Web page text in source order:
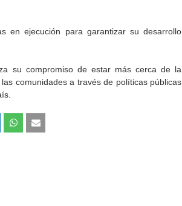
en ejecución para garantizar su desarrollo
su compromiso de estar más cerca de la
comunidades a través de políticas públicas